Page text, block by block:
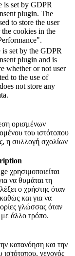
is set by GDPR
plugin. The
to store the user
cookies in the
set by the GDPR
plugin and is
whether or not user
to the use of
not store any
ορισμένων
του ιστότοπου
η συλλογή σχολίων
χρησιμοποιείται
να θυμάται τη
ο χρήστης όταν
και για να
γλώσσας όταν
με άλλο τρόπο.
κατανόηση και την
γεγονός